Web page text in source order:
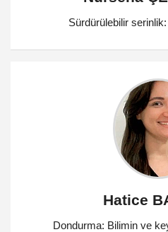
Sürdürülebilir
Hatice
Dondurma: Bilimin ve